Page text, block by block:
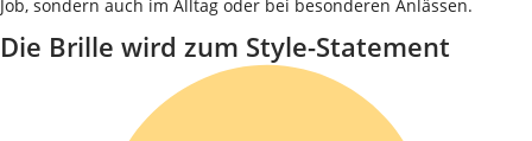
Job, sondern auch im Alltag oder bei besonderen Anlässen.
Die Brille wird zum Style-Statement